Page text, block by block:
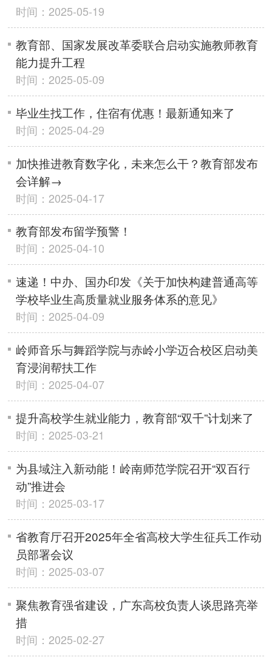
时间：2025-05-19
教育部、国家发展改革委联合启动实施教师教育
能力提升工程
时间：2025-05-09
毕业生找工作，住宿有优惠！最新通知来了
时间：2025-04-29
加快推进教育数字化，未来怎么干？教育部发布
会详解→
时间：2025-04-17
教育部发布留学预警！
时间：2025-04-10
速递！中办、国办印发《关于加快构建普通高等
学校毕业生高质量就业服务体系的意见》
时间：2025-04-09
岭师音乐与舞蹈学院与赤岭小学迈合校区启动美
育浸润帮扶工作
时间：2025-04-07
提升高校学生就业能力，教育部“双千”计划来了
时间：2025-03-21
为县域注入新动能！岭南师范学院召开“双百行
动”推进会
时间：2025-03-17
省教育厅召开2025年全省高校大学生征兵工作动
员部署会议
时间：2025-03-07
聚焦教育强省建设，广东高校负责人谈思路亮举
措
时间：2025-02-27